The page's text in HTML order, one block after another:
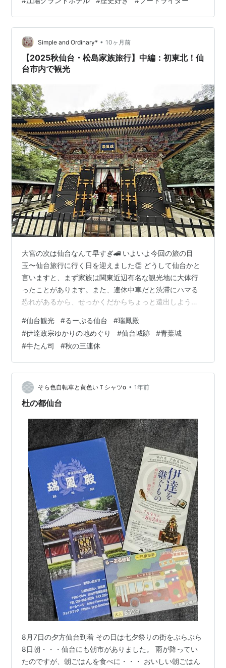
ん！ 出張に行ったら必ず、ぶらっと観光をセットに 新幹
線を降りた仙台駅前。商業施設もたくさんあって東京の
ように買い物できます 出産してからは、家族との時間調
整で出張に行くのが大変になりまして。貴重な一人時間
を有効に使おうと、必ず仕事の前後に…
Simple and Ordinary* • 10ヶ月前
【2025秋仙台・松島家族旅行】中編：初東北！仙
台市内で観光
大宮の次は仙台なんて早すぎ🚄 いよいよ今回の旅の目
玉〜仙台旅行に行く日を迎えました👏 どうして仙台かと
言いますと、まず家族は関東近辺有名な観光地に大体行
ったことがあります。また、連休中車だと渋滞にハマる
恐れがあるから、せっかくだからちょっと遠出しようと
ッチマンさんの故郷：仙台（宮城県）です。東北に行っ
たことがなくて、よくラジオやテレビで仙台や東北各地
の紹介を見て（聞いて）、いつか絶対行ってみたいと思
いました🥰 実は狩野EIKOさんも好きで9月にEIKO!GO!の
ライブに行ったんですよね〜🎮
#仙台観光 #るーぷる仙台 #瑞鳳殿
#伊達政宗ゆかりの地めぐり #仙台城跡 #青葉城
#牛たん司 #秋の三連休
そら色自転車と黄色いＴシャツα • 1年前
杜の都仙台
8月7日の夕方仙台到着 その日は七夕祭りの街をぶらぶら
8日朝・・・仙台にも朝市がありました。 雨が降ってい
たのですが、朝ごはんを食べに・・・ おいしい朝ごはん